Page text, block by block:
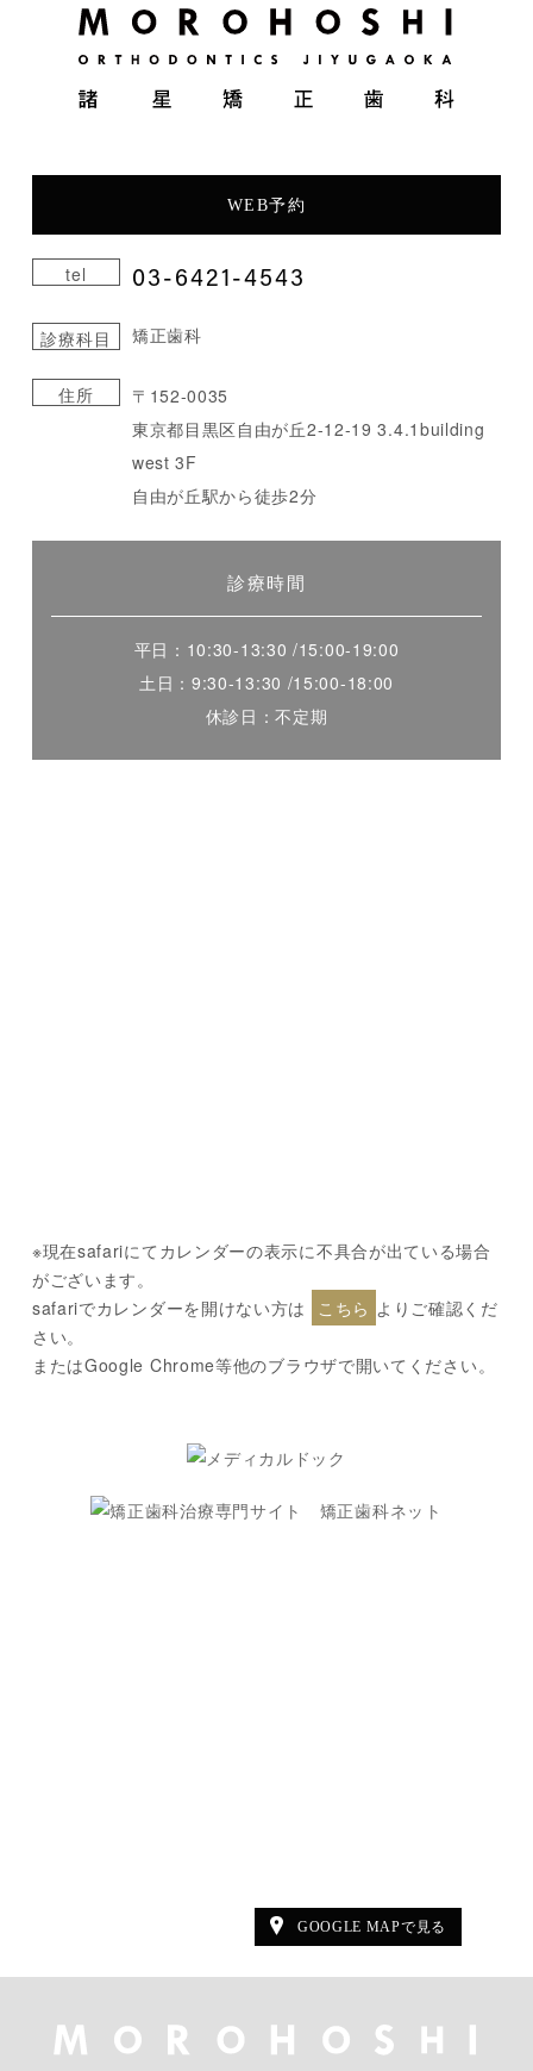
tel 03-6421-4543
WEB予約
診療科目 矯正歯科
住所
〒152-0035
東京都目黒区自由が丘2-12-19 3.4.1building
west 3F
自由が丘駅から徒歩2分
診療時間
平日：10:30-13:30 /15:00-19:00
土日：9:30-13:30 /15:00-18:00
休診日：不定期
※現在safariにてカレンダーの表示に不具合が出ている場合
がございます。
safariでカレンダーを開けない方は
こちら よりご確認くだ
さい。
またはGoogle Chrome等他のブラウザで開いてください。
GOOGLE MAPで見る